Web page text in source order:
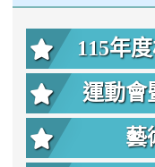
115年
運動會
藝